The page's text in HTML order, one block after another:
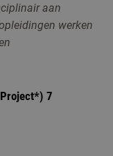
aan
werken
7